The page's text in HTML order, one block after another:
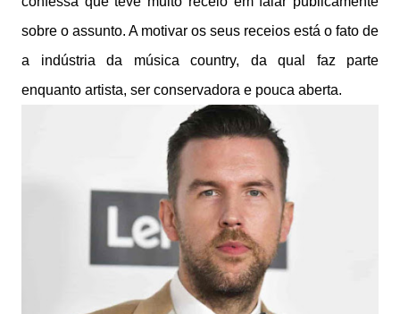
sobre o assunto. A motivar os seus receios está o fato de
a indústria da música country, da qual faz parte
enquanto artista, ser conservadora e pouca aberta.